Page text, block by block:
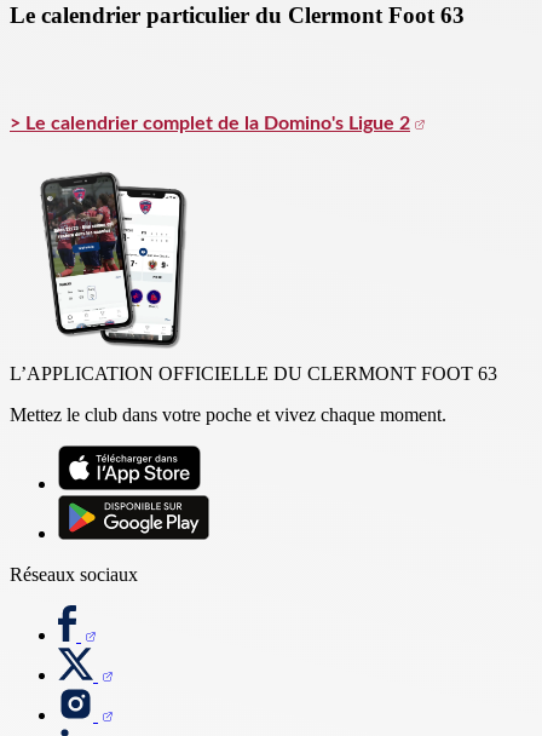
Le calendrier particulier du Clermont Foot 63
> Le calendrier complet de la Domino's Ligue 2
L’APPLICATION OFFICIELLE DU CLERMONT FOOT 63
Mettez le club dans votre poche et vivez chaque moment.
Réseaux sociaux